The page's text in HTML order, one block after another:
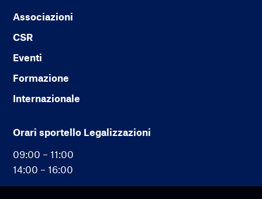
Associazioni
CSR
Eventi
Formazione
Internazionale
Orari sportello Legalizzazioni
09:00 – 11:00
14:00 – 16:00